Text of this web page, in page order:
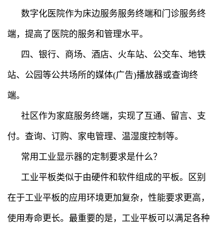
数字化医院作为床边服务服务终端和门诊服务终
端，提高了医院的服务和管理水平。
四、银行、商场、酒店、火车站、公交车、地铁
站、公园等公共场所的媒体(广告)播放器或查询终
端。
社区作为家庭服务终端，实现了互通、留言、支
付。查询、订购、家电管理、温湿度控制等。
常用工业显示器的定制要求是什么？
工业平板类似于由硬件和软件组成的平板。区别
在于工业平板的应用环境更加复杂，性能要求更高，
使用寿命更长。最重要的是，工业平板可以满足各种